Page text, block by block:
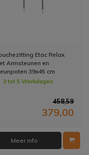
Etac Relax
Armsteunen en
39x45 cm
Wit
3 tot 5 Werkdagen
458,59
379,00
Meer info